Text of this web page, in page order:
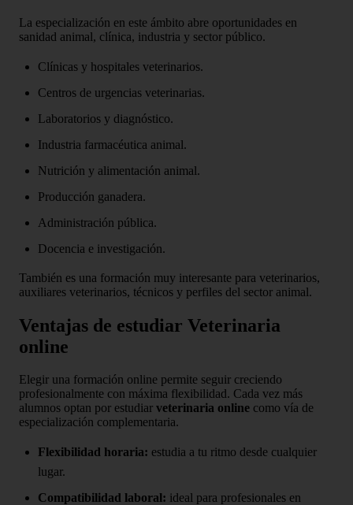
La especialización en este ámbito abre oportunidades en
sanidad animal, clínica, industria y sector público.
Clínicas y hospitales veterinarios.
Centros de urgencias veterinarias.
Laboratorios y diagnóstico.
Industria farmacéutica animal.
Nutrición y alimentación animal.
Producción ganadera.
Administración pública.
Docencia e investigación.
También es una formación muy interesante para veterinarios,
auxiliares veterinarios, técnicos y perfiles del sector animal.
Ventajas de estudiar Veterinaria
online
Elegir una formación online permite seguir creciendo
profesionalmente con máxima flexibilidad. Cada vez más
alumnos optan por estudiar veterinaria online como vía de
especialización complementaria.
Flexibilidad horaria: estudia a tu ritmo desde cualquier
lugar.
Compatibilidad laboral: ideal para profesionales en